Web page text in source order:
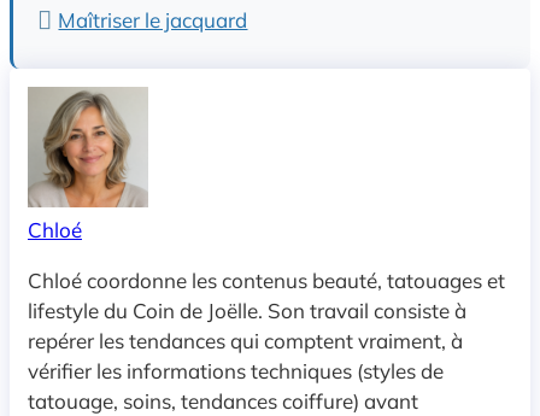
Maîtriser le jacquard
Chloé
Chloé coordonne les contenus beauté, tatouages et
lifestyle du Coin de Joëlle. Son travail consiste à
repérer les tendances qui comptent vraiment, à
vérifier les informations techniques (styles de
tatouage, soins, tendances coiffure) avant